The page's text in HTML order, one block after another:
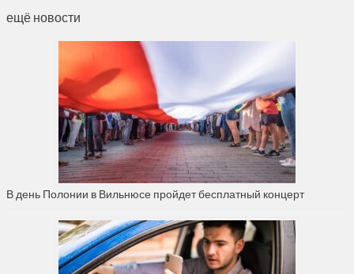
ещё новости
В день Полонии в Вильнюсе пройдет бесплатный концерт